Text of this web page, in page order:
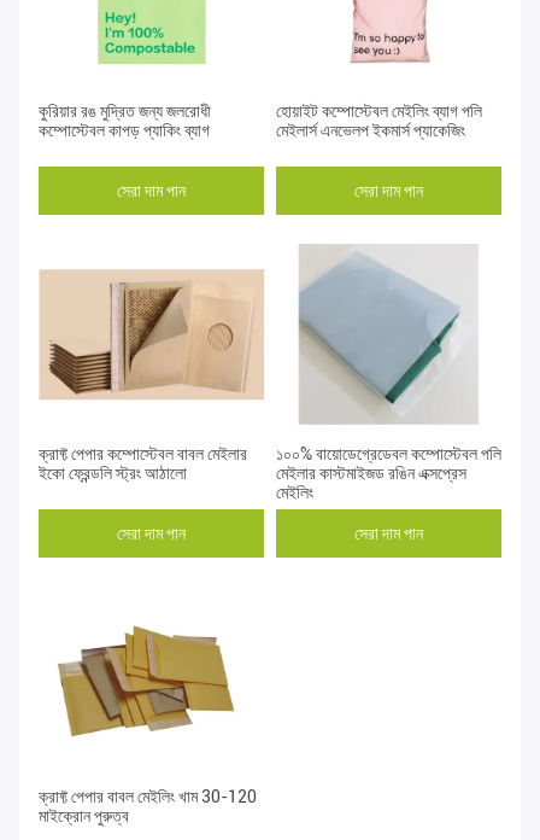
কুরিয়ার রঙ মুদ্রিত জন্য জলরোধী
কম্পোস্টেবল কাপড় প্যাকিং ব্যাগ
সেরা দাম পান
হোয়াইট কম্পোস্টেবল মেইলিং ব্যাগ পলি
মেইলার্স এনভেলপ ইকমার্স প্যাকেজিং
সেরা দাম পান
ক্রাফ্ট পেপার কম্পোস্টেবল বাবল মেইলার
ইকো ফ্রেন্ডলি স্ট্রং আঠালো
সেরা দাম পান
১০০% বায়োডেগ্রেডেবল কম্পোস্টেবল পলি
মেইলার কাস্টমাইজড রঙিন এক্সপ্রেস
মেইলিং
সেরা দাম পান
ক্রাফ্ট পেপার বাবল মেইলিং খাম 30-120
মাইক্রোন পুরুত্ব